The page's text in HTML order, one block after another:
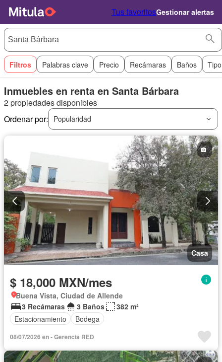
Tus favoritosGestionar alertas
Filtros Palabras clave Precio Recámaras Baños
Inmuebles en renta en Santa Bárbara
2 propiedades disponibles
Ordenar por:
Popularidad
Casa
$ 18,000 MXN/mes
Buena Vista, Ciudad de Allende
3 Recámaras
3 Baños
382 m²
Estacionamiento
Bodega
08/07/2026 en - Gerencia RED